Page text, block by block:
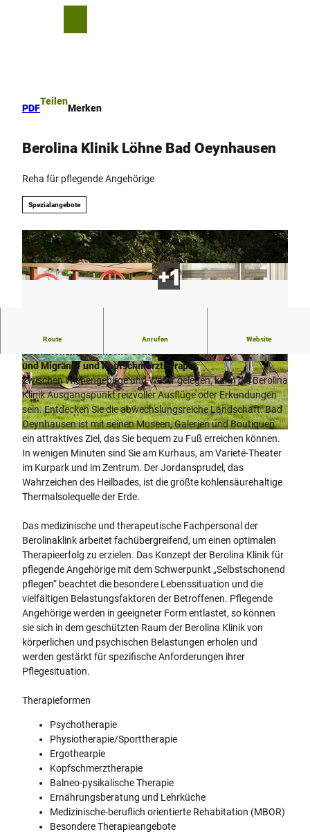
PDF
Teilen
Merken
Berolina Klinik Löhne Bad Oeynhausen
Reha für pflegende Angehörige
Spezialangebote
© Berolina Klinik, R. Lang
© Berolinaklinik, R. Lang © Berolinaklinik, R. Lang
Route Anrufen Website
Schwerpunkte: Psychosomatik, Psychotherapie,
und Migräne- und Kopfschmerztherapie
Zwischen Wiehengebirge und Weser gelegen, kann die Berolina
Klinik Ausgangspunkt reizvoller Ausflüge oder Erkundungen
sein. Entdecken Sie die abwechslungsreiche Landschaft. Bad
Oeynhausen ist mit seinen Museen, Galerien und Boutiquen
ein attraktives Ziel, das Sie bequem zu Fuß erreichen können.
In wenigen Minuten sind Sie am Kurhaus, am Varieté-Theater
im Kurpark und im Zentrum. Der Jordansprudel, das
Wahrzeichen des Heilbades, ist die größte kohlensäurehaltige
Thermalsolequelle der Erde.
Das medizinische und therapeutische Fachpersonal der
Berolinaklink arbeitet fachübergreifend, um einen optimalen
Therapieerfolg zu erzielen. Das Konzept der Berolina Klinik für
pflegende Angehörige mit dem Schwerpunkt „Selbstschonend
pflegen“ beachtet die besondere Lebenssituation und die
vielfältigen Belastungsfaktoren der Betroffenen. Pflegende
Angehörige werden in geeigneter Form entlastet, so können
sie sich in dem geschützten Raum der Berolina Klinik von
körperlichen und psychischen Belastungen erholen und
werden gestärkt für spezifische Anforderungen ihrer
Pflegesituation.
Therapieformen
Psychotherapie
Physiotherapie/Sporttherapie
Ergothearpie
Kopfschmerztherapie
Balneo-pysikalische Therapie
Ernährungsberatung und Lehrküche
Medizinische-beruflich orientierte Rehabitation (MBOR)
Besondere Therapieangebote